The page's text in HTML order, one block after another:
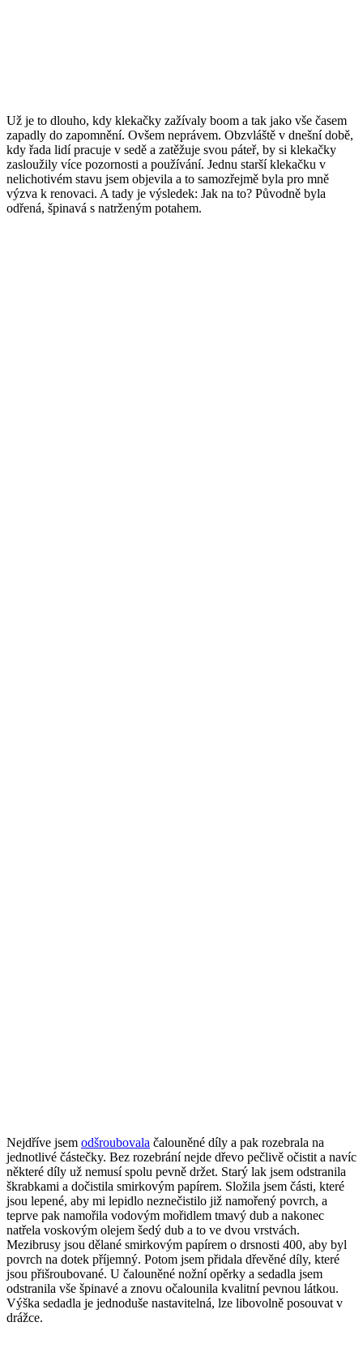
Už je to dlouho, kdy klekačky zažívaly boom a tak jako vše časem
zapadly do zapomnění. Ovšem neprávem. Obzvláště v dnešní době,
kdy řada lidí pracuje v sedě a zatěžuje svou páteř, by si klekačky
zasloužily více pozornosti a používání. Jednu starší klekačku v
nelichotivém stavu jsem objevila a to samozřejmě byla pro mně
výzva k renovaci. A tady je výsledek: Jak na to? Původně byla
odřená, špinavá s natrženým potahem.
Nejdříve jsem odšroubovala čalouněné díly a pak rozebrala na
jednotlivé částečky. Bez rozebrání nejde dřevo pečlivě očistit a navíc
některé díly už nemusí spolu pevně držet. Starý lak jsem odstranila
škrabkami a dočistila smirkovým papírem. Složila jsem části, které
jsou lepené, aby mi lepidlo neznečistilo již namořený povrch, a
teprve pak namořila vodovým mořidlem tmavý dub a nakonec
natřela voskovým olejem šedý dub a to ve dvou vrstvách.
Mezibrusy jsou dělané smirkovým papírem o drsnosti 400, aby byl
povrch na dotek příjemný. Potom jsem přidala dřevěné díly, které
jsou přišroubované. U čalouněné nožní opěrky a sedadla jsem
odstranila vše špinavé a znovu očalounila kvalitní pevnou látkou.
Výška sedadla je jednoduše nastavitelná, lze libovolně posouvat v
drážce.